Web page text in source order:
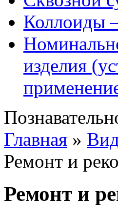
Коллоиды
изделия
Главная »
Ремонт и
Ремонт и